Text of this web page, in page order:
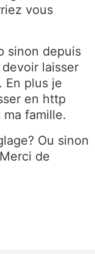
vous
sinon depuis
laisser
En plus je
en http
famille.
Ou sinon
de